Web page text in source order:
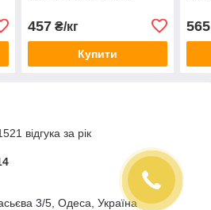
457₴/кг
Купити
565
відгука за рік
3/5, Одеса, Україна